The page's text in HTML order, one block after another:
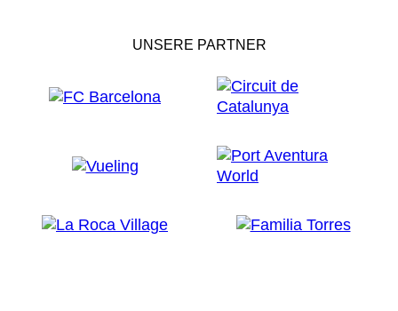
UNSERE PARTNER